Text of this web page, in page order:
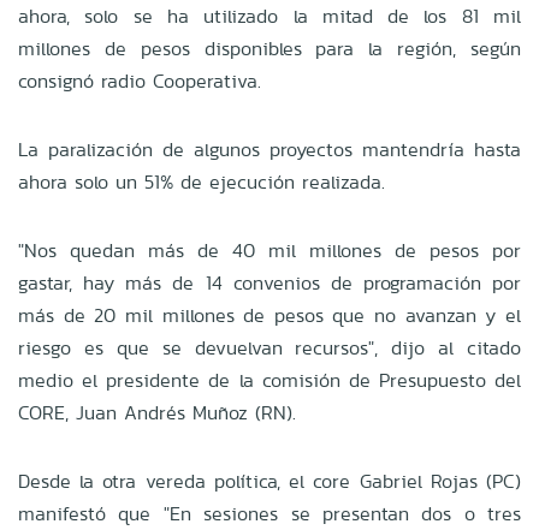
ahora, solo se ha utilizado la mitad de los 81 mil
millones de pesos disponibles para la región, según
consignó radio Cooperativa.
La paralización de algunos proyectos mantendría hasta
ahora solo un 51% de ejecución realizada.
"Nos quedan más de 40 mil millones de pesos por
gastar, hay más de 14 convenios de programación por
más de 20 mil millones de pesos que no avanzan y el
riesgo es que se devuelvan recursos", dijo al citado
medio el presidente de la comisión de Presupuesto del
CORE, Juan Andrés Muñoz (RN).
Desde la otra vereda política, el core Gabriel Rojas (PC)
manifestó que "En sesiones se presentan dos o tres